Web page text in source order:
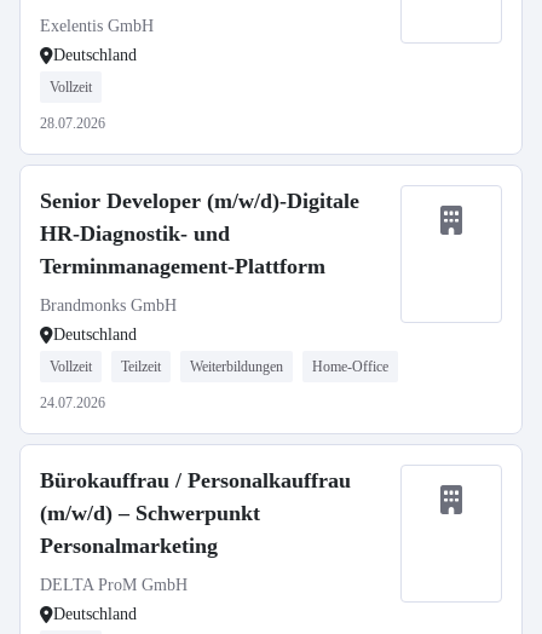
Exelentis GmbH
Deutschland
Vollzeit
28.07.2026
Senior Developer (m/w/d)-Digitale
HR-Diagnostik- und
Terminmanagement-Plattform
Brandmonks GmbH
Deutschland
Vollzeit Teilzeit Weiterbildungen Home-Office
24.07.2026
Bürokauffrau / Personalkauffrau
(m/w/d) – Schwerpunkt
Personalmarketing
DELTA ProM GmbH
Deutschland